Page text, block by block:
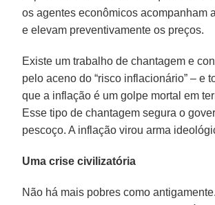
os agentes econômicos acompanham
e elevam preventivamente os preços.
Existe um trabalho de chantagem e
pelo aceno do “risco inflacionário” – e
que a inflação é um golpe mortal em
Esse tipo de chantagem segura o
pescoço. A inflação virou arma
Uma crise civilizatória
Não há mais pobres como